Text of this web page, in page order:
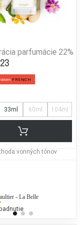
Cherry (UNISEX)
vonných tónov
parfumácie 22%
FRENCH
33ml 60ml 104ml
vonných tónov
- La Belle